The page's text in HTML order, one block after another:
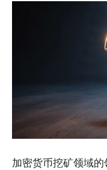
加密货币挖矿领域